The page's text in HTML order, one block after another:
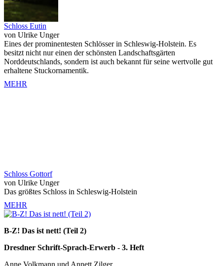
Schloss Eutin
von Ulrike Unger
Eines der prominentesten Schlösser in Schleswig-Holstein. Es
besitzt nicht nur einen der schönsten Landschaftsgärten
Norddeutschlands, sondern ist auch bekannt für seine wertvolle gut
erhaltene Stuckornamentik.
MEHR
Schloss Gottorf
von Ulrike Unger
Das größtes Schloss in Schleswig-Holstein
MEHR
B-Z! Das ist nett! (Teil 2)
Dresdner Schrift-Sprach-Erwerb - 3. Heft
Anne Volkmann und Annett Zilger